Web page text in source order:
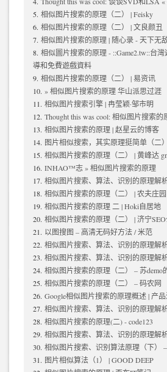
相似图片搜索的原理（二） | Feisky
相似图片搜索的原理（二） | 文良颜丑
相似图片搜索的原理 | 随心录 - 天下无
相似圖片搜索的原理 - ::Game2.tw::台
導和免費遊戲資料
相似图片搜索的原理（二） | 易资讯
» 相似图片搜索的原理 华山派思过涯
相似图片搜索引擎 | 冉莹颖·邹市明
Thought this was cool: 相似图片搜索
相似图片搜索的原理 | 赵星云的博客
图片相似搜索，其实原理挺简单（二
相似图片搜索的原理（二） | 黄峰达
INHAO™志 » 相似图片搜索的原理
相似图片搜索、算法、识别的原理解
相似图片搜索的原理（二） | 农夫庄园
相似图片搜索的原理 二 | Hoki自居地
相似图片搜索的原理（二） | 济宁
以图搜图 – 高清无码好方法 / 米范
相似图片搜索、算法、识别的原理解
相似图片搜索、算法、识别的原理解
相似图片搜索的原理（二） – 苏demo
相似图片搜索的原理（二） – 码农网
Google相似图片搜索的原理概述 | 产
相似图片搜索、算法、识别的原理解
相似图片搜索的原理(二) - code123
相似图片搜索、算法、识别的原理解
相似图片搜索、识别算法原理（下）
图片相似算法（1） | GOOD DEEP